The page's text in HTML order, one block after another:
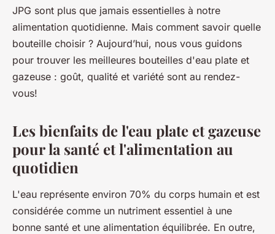
JPG sont plus que jamais essentielles à notre
alimentation quotidienne. Mais comment savoir quelle
bouteille choisir ? Aujourd’hui, nous vous guidons
pour trouver les meilleures bouteilles d'eau plate et
gazeuse : goût, qualité et variété sont au rendez-
vous!
Les bienfaits de l'eau plate et gazeuse
pour la santé et l'alimentation au
quotidien
L'eau représente environ 70% du corps humain et est
considérée comme un nutriment essentiel à une
bonne santé et une alimentation équilibrée. En outre,